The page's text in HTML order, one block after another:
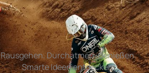
Rausgehen. Durchatmen. Genießen.
Smarte Ideen entdecken!